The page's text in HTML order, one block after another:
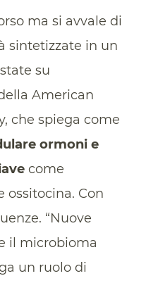
ma si avvale di
sintetizzate in un
su
American
che spiega come
ormoni e
come
ossitocina. Con
“Nuove
il microbioma
un ruolo di